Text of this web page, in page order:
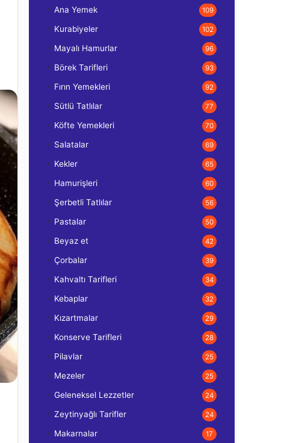
Ana Yemek 109
Kurabiyeler 102
Mayalı Hamurlar 96
Börek Tarifleri 93
Fırın Yemekleri 92
Sütlü Tatlılar 77
Köfte Yemekleri 70
Salatalar 69
Kekler 65
Hamurişleri 60
Şerbetli Tatlılar 56
Pastalar 50
Beyaz et 42
Çorbalar 39
Kahvaltı Tarifleri 34
Kebaplar 32
Kızartmalar 29
Konserve Tarifleri 28
Pilavlar 25
Mezeler 25
Geleneksel Lezzetler 24
Zeytinyağlı Tarifler 24
Makarnalar 17